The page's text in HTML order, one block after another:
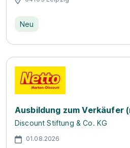
Neu
Ausbildung zum Verkäufer
Discount Stiftung & Co. KG
01.08.2026